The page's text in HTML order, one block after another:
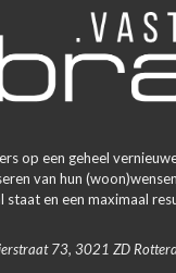
op een geheel
van hun
staat en een maximaal
73, 3021 ZD